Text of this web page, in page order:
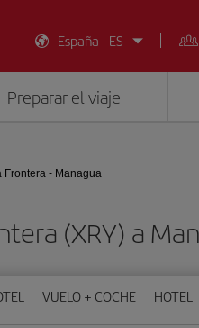
España - ES
Preparar el viaje
Frontera - Managua
(XRY) a
VUELO + COCHE HOTEL